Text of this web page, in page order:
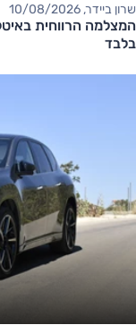
שרון ביידר, 10/08/2026
בלבד